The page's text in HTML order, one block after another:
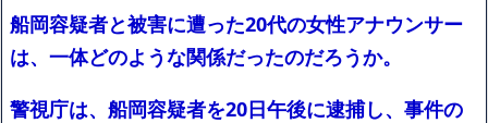
船岡容疑者と被害に遭った20代の女性アナウンサー
は、一体どのような関係だったのだろうか。
警視庁は、船岡容疑者を20日午後に逮捕し、事件の